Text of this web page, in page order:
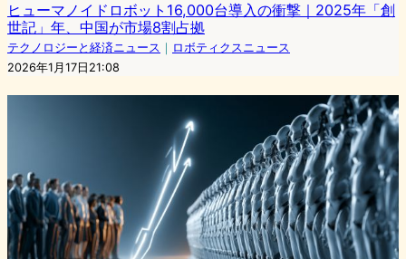
ヒューマノイドロボット16,000台導入の衝撃｜2025年「創
世記」年、中国が市場8割占拠
テクノロジーと経済ニュース ｜ ロボティクスニュース
2026年1月17日21:08